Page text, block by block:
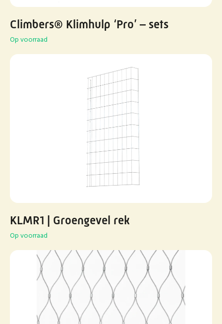
Climbers® Klimhulp ‘Pro’ – sets
Op voorraad
KLMR1 | Groengevel rek
Op voorraad